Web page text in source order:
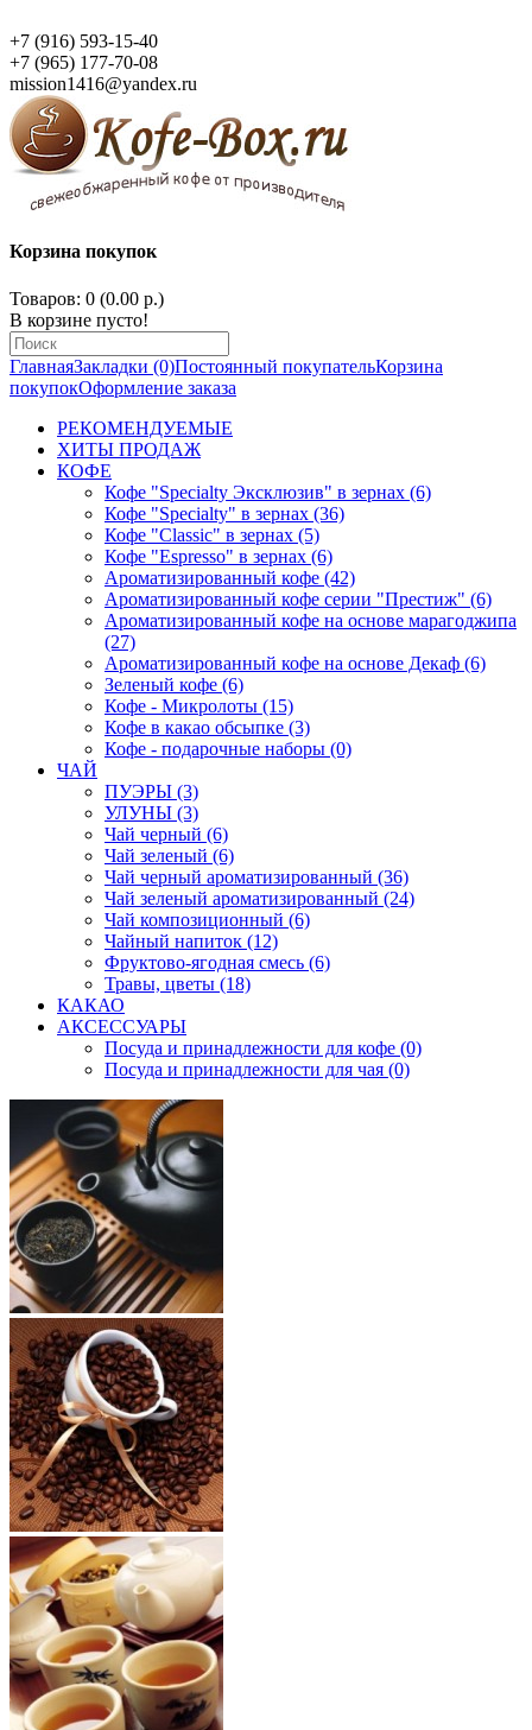
+7 (916) 593-15-40
+7 (965) 177-70-08
mission1416@yandex.ru
Корзина покупок
Товаров: 0 (0.00 р.)
В корзине пусто!
ГлавнаяЗакладки (0)Постоянный покупательКорзина
покупокОформление заказа
РЕКОМЕНДУЕМЫЕ
ХИТЫ ПРОДАЖ
КОФЕ
Кофе "Specialty Эксклюзив" в зернах (6)
Кофе "Specialty" в зернах (36)
Кофе "Classic" в зернах (5)
Кофе "Espresso" в зернах (6)
Ароматизированный кофе (42)
Ароматизированный кофе серии "Престиж" (6)
Ароматизированный кофе на основе марагоджипа
(27)
Ароматизированный кофе на основе Декаф (6)
Зеленый кофе (6)
Кофе - Микролоты (15)
Кофе в какао обсыпке (3)
Кофе - подарочные наборы (0)
ЧАЙ
ПУЭРЫ (3)
УЛУНЫ (3)
Чай черный (6)
Чай зеленый (6)
Чай черный ароматизированный (36)
Чай зеленый ароматизированный (24)
Чай композиционный (6)
Чайный напиток (12)
Фруктово-ягодная смесь (6)
Травы, цветы (18)
КАКАО
АКСЕССУАРЫ
Посуда и принадлежности для кофе (0)
Посуда и принадлежности для чая (0)